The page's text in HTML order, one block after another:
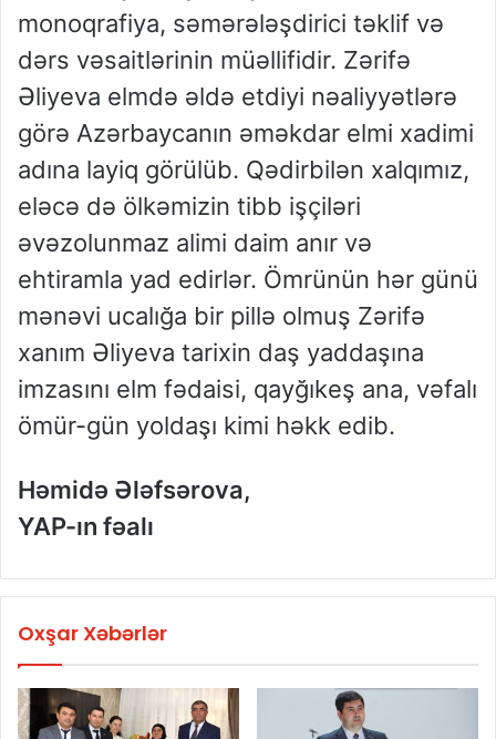
monoqrafiya, səmərələşdirici təklif və
dərs vəsaitlərinin müəllifidir. Zərifə
Əliyeva elmdə əldə etdiyi nəaliyyətlərə
görə Azərbaycanın əməkdar elmi xadimi
adına layiq görülüb. Qədirbilən xalqımız,
eləcə də ölkəmizin tibb işçiləri
əvəzolunmaz alimi daim anır və
ehtiramla yad edirlər. Ömrünün hər günü
mənəvi ucalığa bir pillə olmuş Zərifə
xanım Əliyeva tarixin daş yaddaşına
imzasını elm fədaisi, qayğıkeş ana, vəfalı
ömür-gün yoldaşı kimi həkk edib.
Həmidə Ələfsərova,
YAP-ın fəalı
Oxşar Xəbərlər